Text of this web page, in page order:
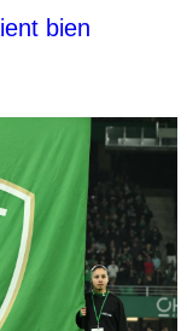
bien